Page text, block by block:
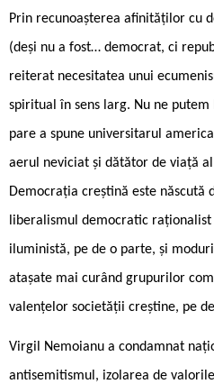
Prin recunoașterea afinităților cu
(deși nu a fost… democrat, ci
reiterat necesitatea unui
spiritual în sens larg. Nu ne
pare a spune universitarul
aerul neviciat și dătător de viață
Democrația creștină este născută
liberalismul democratic
iluministă, pe de o parte, și
atașate mai curând grupurilor
valențelor societății creștine, pe
Virgil Nemoianu a condamnat
antisemitismul, izolarea de